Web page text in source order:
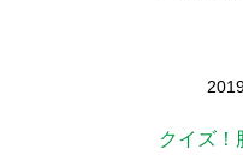
クイズ！